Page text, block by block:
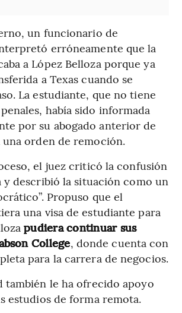
un funcionario de
erróneamente que la
a López Belloza porque ya
a Texas cuando se
La estudiante, que no tiene
había sido informada
por su abogado anterior de
orden de remoción.
el juez criticó la confusión
y describió la situación como un
Propuso que el
una visa de estudiante para
pudiera continuar sus
College, donde cuenta con
para la carrera de negocios.
también le ha ofrecido apoyo
estudios de forma remota.